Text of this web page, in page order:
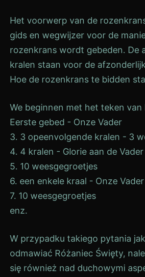
Het voorwerp van de
gids en wegwijzer voor de
rozenkrans wordt gebeden. De
kralen staan voor de
Hoe de rozenkrans te bidden
We beginnen met het teken van
Eerste gebed - Onze Vader
3. 3 opeenvolgende kralen - 3
4. 4 kralen - Glorie aan de Vader
5. 10 weesgegroetjes
6. een enkele kraal - Onze Vader
7. 10 weesgegroetjes
enz.
W przypadku takiego pytania
odmawiać Różaniec Święty,
się również nad duchowymi